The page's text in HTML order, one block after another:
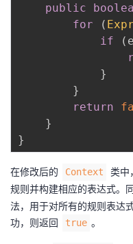
public
for
(
if
(
}
}
return
}
}
在修改后的 Context
类中
规则并构建相应的表达式。
法，用于对所有的规则表达
功，则返回
true 。